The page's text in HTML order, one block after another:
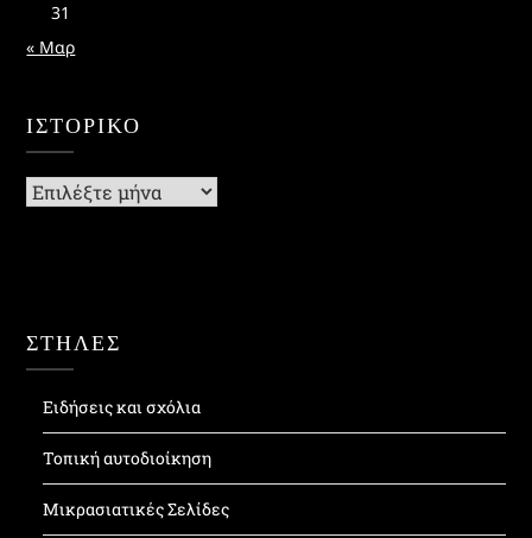
31
« Μαρ
ΙΣΤΟΡΙΚΌ
Ιστορικό
ΣΤΗΛΕΣ
Ειδήσεις και σχόλια
Τοπική αυτοδιοίκηση
Μικρασιατικές Σελίδες